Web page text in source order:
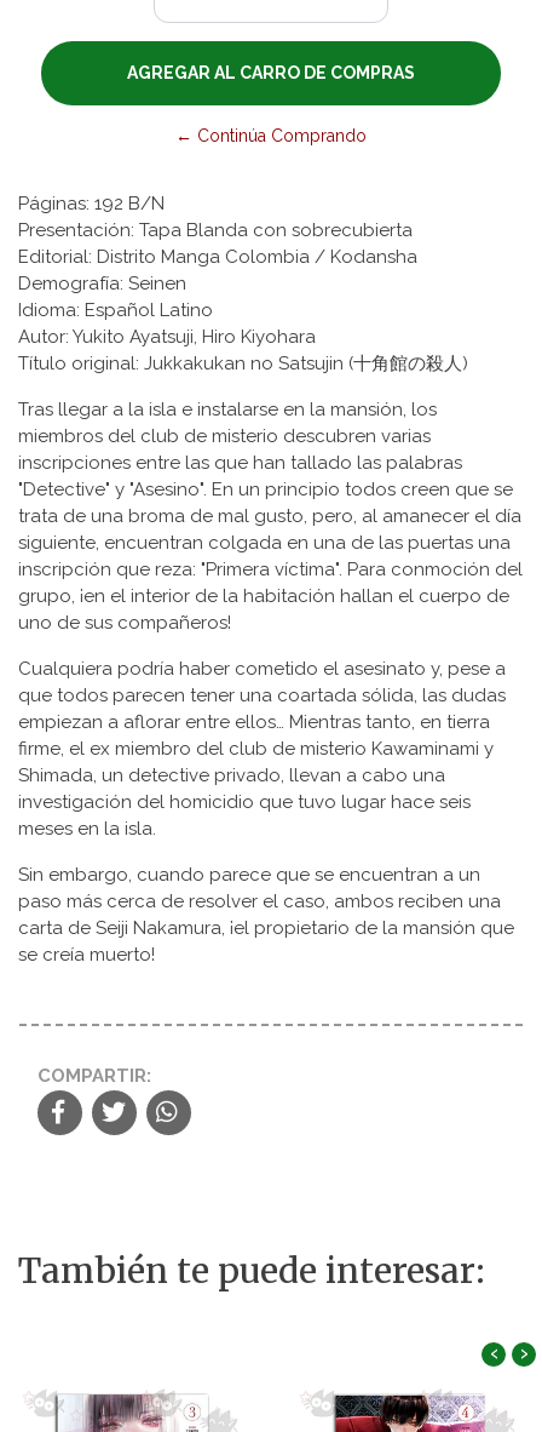
← Continúa Comprando
Páginas: 192 B/N
Presentación: Tapa Blanda con sobrecubierta
Editorial: Distrito Manga Colombia / Kodansha
Demografía: Seinen
Idioma: Español Latino
Autor: Yukito Ayatsuji, Hiro Kiyohara
Título original: Jukkakukan no Satsujin (十角館の殺人)
Tras llegar a la isla e instalarse en la mansión, los
miembros del club de misterio descubren varias
inscripciones entre las que han tallado las palabras
"Detective" y "Asesino". En un principio todos creen que se
trata de una broma de mal gusto, pero, al amanecer el día
siguiente, encuentran colgada en una de las puertas una
inscripción que reza: "Primera víctima". Para conmoción del
grupo, ¡en el interior de la habitación hallan el cuerpo de
uno de sus compañeros!
Cualquiera podría haber cometido el asesinato y, pese a
que todos parecen tener una coartada sólida, las dudas
empiezan a aflorar entre ellos… Mientras tanto, en tierra
firme, el ex miembro del club de misterio Kawaminami y
Shimada, un detective privado, llevan a cabo una
investigación del homicidio que tuvo lugar hace seis
meses en la isla.
Sin embargo, cuando parece que se encuentran a un
paso más cerca de resolver el caso, ambos reciben una
carta de Seiji Nakamura, ¡el propietario de la mansión que
se creía muerto!
COMPARTIR:
También te puede interesar:
‹ ›